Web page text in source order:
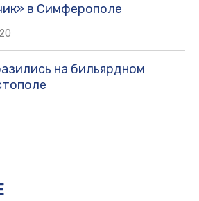
в Симферополе
на бильярдном